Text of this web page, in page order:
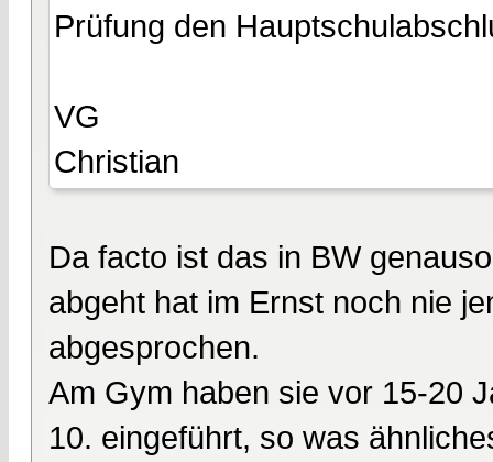
Prüfung den
VG
Christian
Da facto ist das in BW
abgeht hat im Ernst noch nie
abgesprochen.
Am Gym haben sie vor 15-20
10. eingeführt, so was